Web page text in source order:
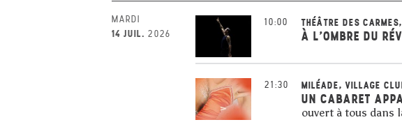
MARDI
14 JUIL. 2026
10:00 THÉÂTRE DES
À L'OMBRE DU
21:30 MILÉADE, VILLAGE
UN CABARET
ouvert à tous dans